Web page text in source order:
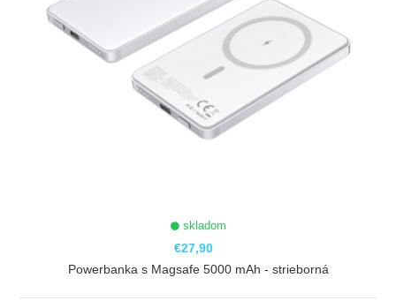
skladom
€27,90
Powerbanka s Magsafe 5000 mAh - strieborná